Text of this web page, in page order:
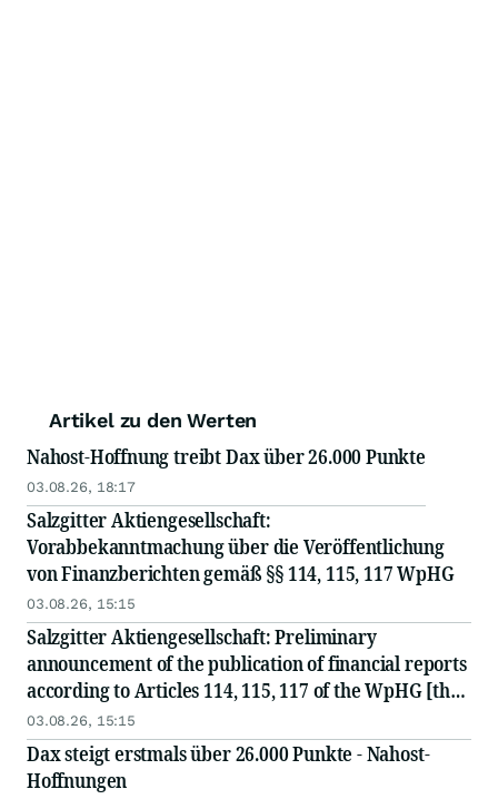
Artikel zu den Werten
Nahost-Hoffnung treibt Dax über 26.000 Punkte
03.08.26, 18:17
Salzgitter Aktiengesellschaft:
Vorabbekanntmachung über die Veröffentlichung
von Finanzberichten gemäß §§ 114, 115, 117 WpHG
03.08.26, 15:15
Salzgitter Aktiengesellschaft: Preliminary
announcement of the publication of financial reports
according to Articles 114, 115, 117 of the WpHG [the
German Securities Act]
03.08.26, 15:15
Dax steigt erstmals über 26.000 Punkte - Nahost-
Hoffnungen